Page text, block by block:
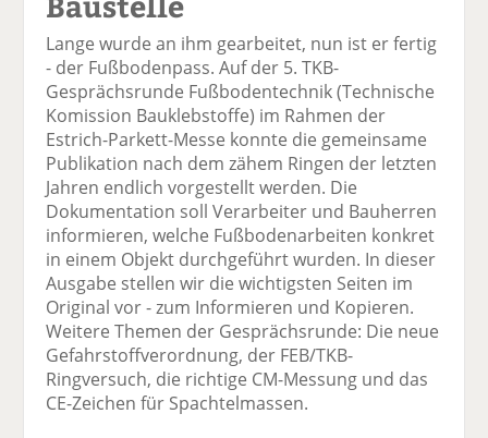
Lange wurde an ihm gearbeitet, nun ist er fertig
- der Fußbodenpass. Auf der 5. TKB-
Gesprächsrunde Fußbodentechnik (Technische
Komission Bauklebstoffe) im Rahmen der
Estrich-Parkett-Messe konnte die gemeinsame
Publikation nach dem zähem Ringen der letzten
Jahren endlich vorgestellt werden. Die
Dokumentation soll Verarbeiter und Bauherren
informieren, welche Fußbodenarbeiten konkret
in einem Objekt durchgeführt wurden. In dieser
Ausgabe stellen wir die wichtigsten Seiten im
Original vor - zum Informieren und Kopieren.
Weitere Themen der Gesprächsrunde: Die neue
Gefahrstoffverordnung, der FEB/TKB-
Ringversuch, die richtige CM-Messung und das
CE-Zeichen für Spachtelmassen.